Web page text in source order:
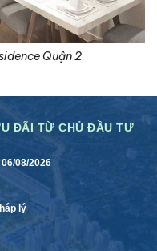
Quận 2
ĐÃI TỪ CHỦ ĐẦU TƯ
08/2026
lý